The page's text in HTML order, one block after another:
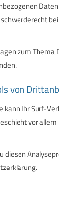
zum Thema
von
kann Ihr Surf-
vor
diesen